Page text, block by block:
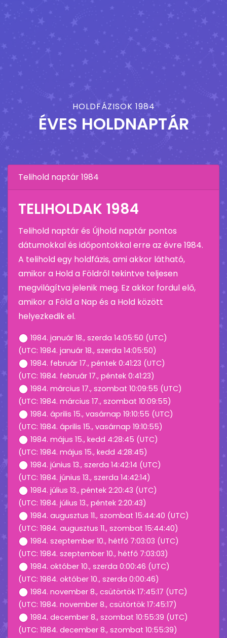
HOLDFÁZISOK 1984
ÉVES HOLDNAPTÁR
Telihold naptár 1984
TELIHOLDAK 1984
Telihold naptár és Újhold naptár pontos
dátumokkal és időpontokkal erre az évre 1984.
A telihold egy holdfázis, ami akkor látható,
amikor a Hold a Földről tekintve teljesen
megvilágítva jelenik meg. Ez akkor fordul elő,
amikor a Föld a Nap és a Hold között
helyezkedik el.
1984. január 18., szerda 14:05:50 (UTC)
(UTC: 1984. január 18., szerda 14:05:50)
1984. február 17., péntek 0:41:23 (UTC)
(UTC: 1984. február 17., péntek 0:41:23)
1984. március 17., szombat 10:09:55 (UTC)
(UTC: 1984. március 17., szombat 10:09:55)
1984. április 15., vasárnap 19:10:55 (UTC)
(UTC: 1984. április 15., vasárnap 19:10:55)
1984. május 15., kedd 4:28:45 (UTC)
(UTC: 1984. május 15., kedd 4:28:45)
1984. június 13., szerda 14:42:14 (UTC)
(UTC: 1984. június 13., szerda 14:42:14)
1984. július 13., péntek 2:20:43 (UTC)
(UTC: 1984. július 13., péntek 2:20:43)
1984. augusztus 11., szombat 15:44:40 (UTC)
(UTC: 1984. augusztus 11., szombat 15:44:40)
1984. szeptember 10., hétfő 7:03:03 (UTC)
(UTC: 1984. szeptember 10., hétfő 7:03:03)
1984. október 10., szerda 0:00:46 (UTC)
(UTC: 1984. október 10., szerda 0:00:46)
1984. november 8., csütörtök 17:45:17 (UTC)
(UTC: 1984. november 8., csütörtök 17:45:17)
1984. december 8., szombat 10:55:39 (UTC)
(UTC: 1984. december 8., szombat 10:55:39)